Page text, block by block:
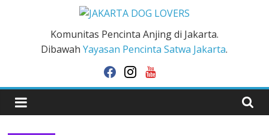
JAKARTA
LOVERS
Komunitas Pencinta Anjing di Jakarta.
DibawahYayasan Pencinta Satwa Jakarta.
facebookinstagram
youtube